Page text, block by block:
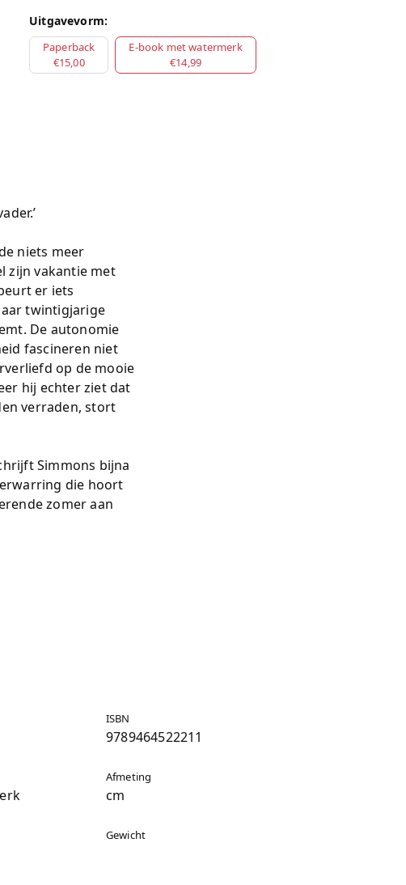
Uitgavevorm:
Paperback
€15,00
E-book met watermerk
€14,99
niets meer
zijn vakantie met
er iets
twintigjarige
De autonomie
fascineren niet
op de mooie
hij echter ziet dat
verraden, stort
Simmons bijna
die hoort
zomer aan
ISBN
9789464522211
Afmeting
cm
Gewicht